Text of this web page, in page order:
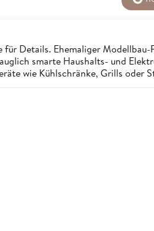
Details. Ehemaliger
smarte Haushalts- und
wie Kühlschränke, Grills oder